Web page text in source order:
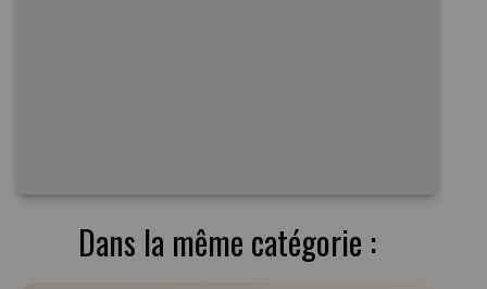
Dans la même catégorie :